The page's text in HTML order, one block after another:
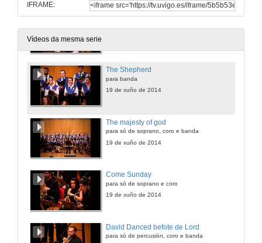
IFRAME:
Vídeos da mesma serie
Freedom & To be contendede
The Shepherd
para banda
19 de xuño de 2014
The majesty of god
para só de soprano, coro e banda
19 de xuño de 2014
Come Sunday
para só de soprano e coro
19 de xuño de 2014
David Danced befote de Lord
para só de percusión, coro e banda